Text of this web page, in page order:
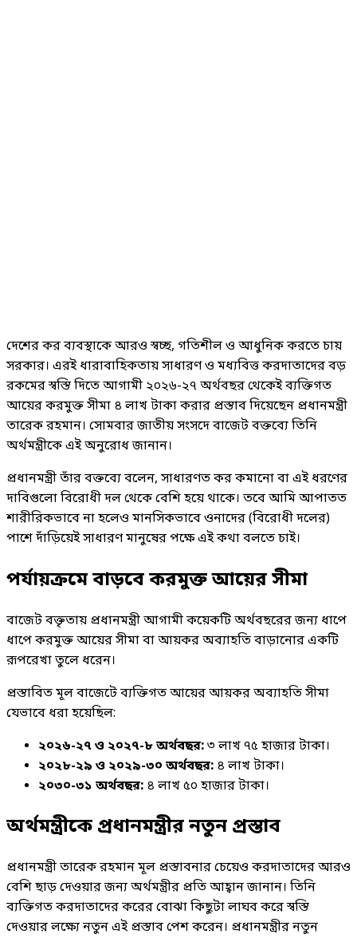
দেশের কর ব্যবস্থাকে আরও স্বচ্ছ, গতিশীল ও আধুনিক করতে চায়
সরকার। এরই ধারাবাহিকতায় সাধারণ ও মধ্যবিত্ত করদাতাদের বড়
রকমের স্বস্তি দিতে আগামী ২০২৬-২৭ অর্থবছর থেকেই ব্যক্তিগত
আয়ের করমুক্ত সীমা ৪ লাখ টাকা করার প্রস্তাব দিয়েছেন প্রধানমন্ত্রী
তারেক রহমান। সোমবার জাতীয় সংসদে বাজেট বক্তব্যে তিনি
অর্থমন্ত্রীকে এই অনুরোধ জানান।
প্রধানমন্ত্রী তাঁর বক্তব্যে বলেন, সাধারণত কর কমানো বা এই ধরণের
দাবিগুলো বিরোধী দল থেকে বেশি হয়ে থাকে। তবে আমি আপাতত
শারীরিকভাবে না হলেও মানসিকভাবে ওনাদের (বিরোধী দলের)
পাশে দাঁড়িয়েই সাধারণ মানুষের পক্ষে এই কথা বলতে চাই।
পর্যায়ক্রমে বাড়বে করমুক্ত আয়ের সীমা
বাজেট বক্তৃতায় প্রধানমন্ত্রী আগামী কয়েকটি অর্থবছরের জন্য ধাপে
ধাপে করমুক্ত আয়ের সীমা বা আয়কর অব্যাহতি বাড়ানোর একটি
রূপরেখা তুলে ধরেন।
প্রস্তাবিত মূল বাজেটে ব্যক্তিগত আয়ের আয়কর অব্যাহতি সীমা
যেভাবে ধরা হয়েছিল:
২০২৬-২৭ ও ২০২৭-৮ অর্থবছর:৩ লাখ ৭৫ হাজার টাকা।
২০২৮-২৯ ও ২০২৯-৩০ অর্থবছর: ৪ লাখ টাকা।
২০৩০-৩১ অর্থবছর: ৪ লাখ ৫০ হাজার টাকা।
অর্থমন্ত্রীকে প্রধানমন্ত্রীর নতুন প্রস্তাব
প্রধানমন্ত্রী তারেক রহমান মূল প্রস্তাবনার চেয়েও করদাতাদের আরও
বেশি ছাড় দেওয়ার জন্য অর্থমন্ত্রীর প্রতি আহ্বান জানান। তিনি
ব্যক্তিগত করদাতাদের করের বোঝা কিছুটা লাঘব করে স্বস্তি
দেওয়ার লক্ষ্যে নতুন এই প্রস্তাব পেশ করেন। প্রধানমন্ত্রীর নতুন